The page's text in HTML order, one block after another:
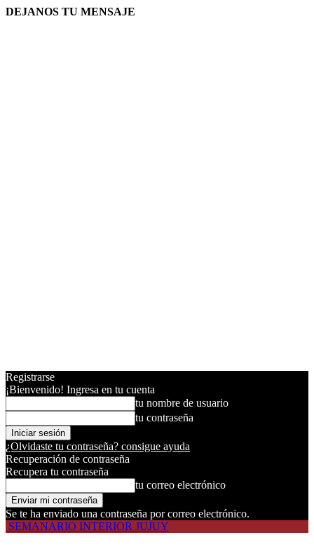
DEJANOS TU MENSAJE
Registrarse
¡Bienvenido! Ingresa en tu cuenta
tu nombre de usuario
tu contraseña
¿Olvidaste tu contraseña? consigue ayuda
Recuperación de contraseña
Recupera tu contraseña
tu correo electrónico
Se te ha enviado una contraseña por correo electrónico.
SEMANARIO INTERIOR JUJUY